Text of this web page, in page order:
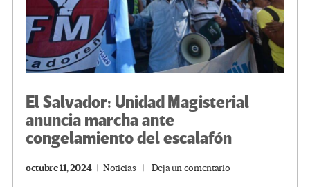
El Salvador: Unidad Magisterial
anuncia marcha ante
congelamiento del escalafón
octubre 11, 2024 Noticias Deja un comentario